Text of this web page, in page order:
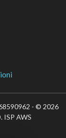
- © 2026
ISP AWS